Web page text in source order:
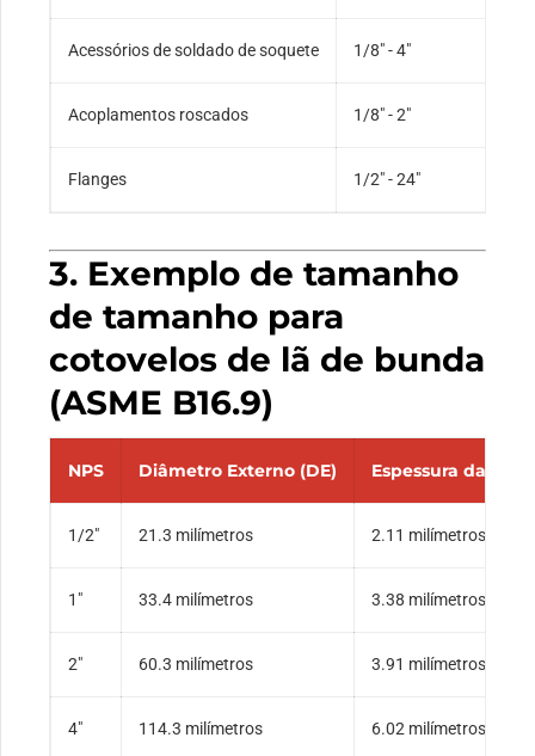
Acessórios de soldado de soquete 1/8″ - 4″
Acoplamentos roscados 1/8″ - 2″
Flanges 1/2″ - 24″
3. Exemplo de tamanho
de tamanho para
cotovelos de lã de bunda
(ASME B16.9)
NPS Diâmetro Externo (DE) Espessura da
1/2″ 21.3 milímetros 2.11 milímetros
1″ 33.4 milímetros 3.38 milímetros
2″ 60.3 milímetros 3.91 milímetros
4″ 114.3 milímetros 6.02 milímetros